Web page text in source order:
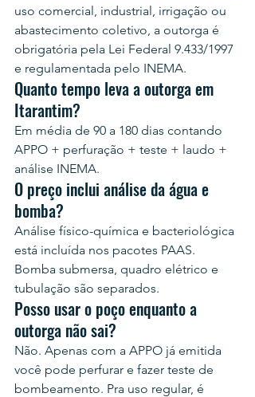
uso comercial, industrial, irrigação ou
abastecimento coletivo, a outorga é
obrigatória pela Lei Federal 9.433/1997
e regulamentada pelo INEMA.
Quanto tempo leva a outorga em
Itarantim?
Em média de 90 a 180 dias contando
APPO + perfuração + teste + laudo +
análise INEMA.
O preço inclui análise da água e
bomba?
Análise físico-química e bacteriológica
está incluída nos pacotes PAAS.
Bomba submersa, quadro elétrico e
tubulação são separados.
Posso usar o poço enquanto a
outorga não sai?
Não. Apenas com a APPO já emitida
você pode perfurar e fazer teste de
bombeamento. Pra uso regular, é